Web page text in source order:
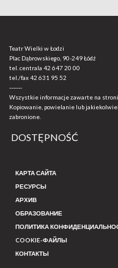
Teatr Wielki w Łodzi
Plac Dąbrowskiego, 90-249 Łódź
tel. centrala 42 647 20 00
tel./fax42 631 95 52
-------
Wszystkie informacje zawarte na
Kopiowanie, powielanie lub
zabronione.
DOSTĘPNOŚĆ
КАРТА САЙТА
РЕСУРСЫ
АРХИВ
ОБРАЗОВАНИЕ
ПОЛИТИКА
COOKIE-ФАЙЛЫ
КОНТАКТЫ